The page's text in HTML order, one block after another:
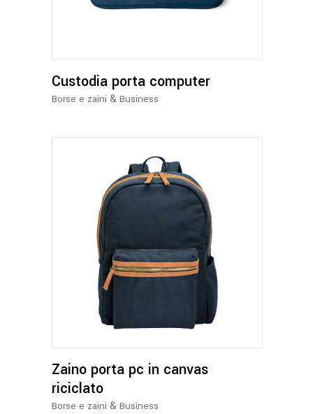
più
opzioni
possono
essere
del
prodotto
Custodia porta computer
Borse e zaini & Business
Questo
prodotto
opzioni
possono
scelte
Zaino porta pc in canvas
riciclato
Borse e zaini & Business